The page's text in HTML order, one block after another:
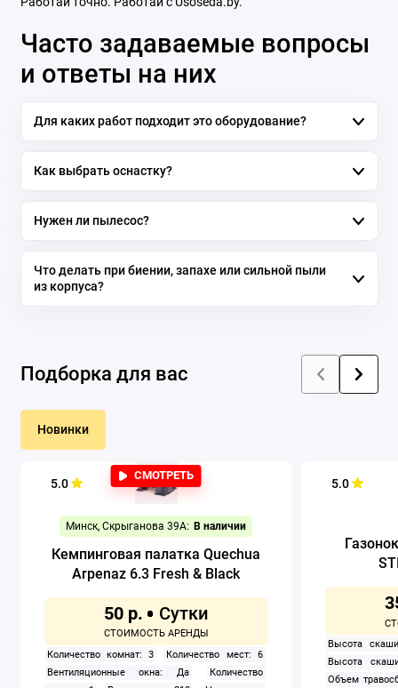
Часто задаваемые вопросы
и ответы на них
Для каких работ подходит это оборудование?
Как выбрать оснастку?
Нужен ли пылесос?
Что делать при биении, запахе или сильной пыли
из корпуса?
Подборка для вас
Новинки
5.0
СМОТРЕТЬ
Минск, Скрыганова 39А: В наличии
Кемпинговая палатка Quechua
Arpenaz 6.3 Fresh & Black
50 р.
Количество комнат: 3
Количество мест: 6
Вентиляционные окна: Да
Количество
5.0
Высота
Высота
Объем